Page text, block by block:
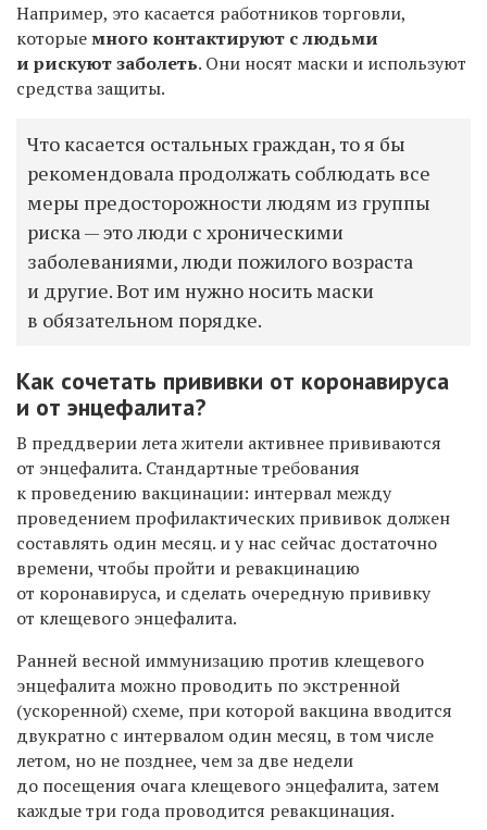
Например, это касается работников торговли,
которыемного контактируют с людьми
и рискуют заболеть. Они носят маски и используют
средства защиты.
Что касается остальных граждан, то я бы
рекомендовала продолжать соблюдать все
меры предосторожности людям из группы
риска — это люди с хроническими
заболеваниями, люди пожилого возраста
и другие. Вот им нужно носить маски
в обязательном порядке.
Как сочетать прививки от коронавируса
и от энцефалита?
В преддверии лета жители активнее прививаются
от энцефалита. Стандартные требования
к проведению вакцинации: интервал между
проведением профилактических прививок должен
составлять один месяц. и у нас сейчас достаточно
времени, чтобы пройти и ревакцинацию
от коронавируса, и сделать очередную прививку
от клещевого энцефалита.
Ранней весной иммунизацию против клещевого
энцефалита можно проводить по экстренной
(ускоренной) схеме, при которой вакцина вводится
двукратно с интервалом один месяц, в том числе
летом, но не позднее, чем за две недели
до посещения очага клещевого энцефалита, затем
каждые три года проводится ревакцинация.